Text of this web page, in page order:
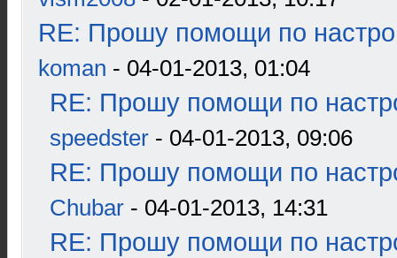
RE: Прошу помощи по
koman - 04-01-2013, 01:04
RE: Прошу помощи по
speedster - 04-01-2013, 09:06
RE: Прошу помощи по
Chubar - 04-01-2013, 14:31
RE: Прошу помощи по